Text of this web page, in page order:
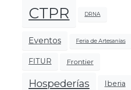
CTPR DRNA
Eventos Feria de Artesanías
FITUR Frontier
Hospederías Iberia